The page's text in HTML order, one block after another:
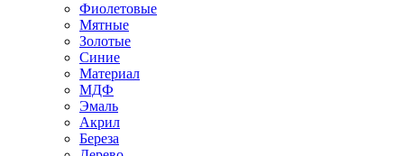
Фиолетовые
Мятные
Золотые
Синие
Материал
МДФ
Эмаль
Акрил
Береза